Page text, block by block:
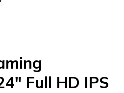
Full HD IPS